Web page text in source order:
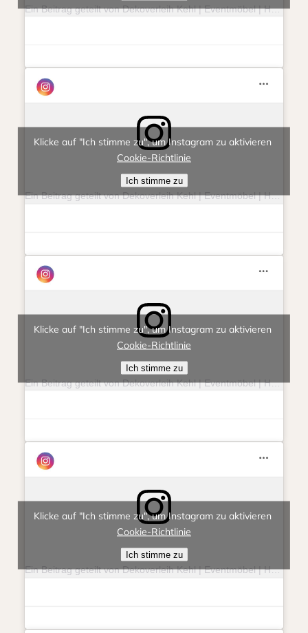
Ein Beitrag geteilt von Dekoverleih Kehl | Eventmöbel | Hochzeit | Feierlichkeit (@eventlieberitt)
Ein Beitrag geteilt von Dekoverleih Kehl | Eventmöbel | Hochzeit | Feierlichkeit (@eventlieberitt)
Klicke auf "Ich stimme zu", um Instagram zu aktivieren
Cookie-Richtlinie
Ich stimme zu
Ein Beitrag geteilt von Dekoverleih Kehl | Eventmöbel | Hochzeit | Feierlichkeit (@eventlieberitt)
Klicke auf "Ich stimme zu", um Instagram zu aktivieren
Cookie-Richtlinie
Ich stimme zu
Ein Beitrag geteilt von Dekoverleih Kehl | Eventmöbel | Hochzeit | Feierlichkeit (@eventlieberitt)
Klicke auf "Ich stimme zu", um Instagram zu aktivieren
Cookie-Richtlinie
Ich stimme zu